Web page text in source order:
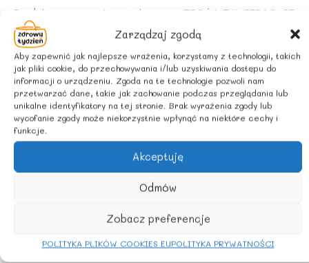
Zarządzaj zgodą
Aby zapewnić jak najlepsze wrażenia, korzystamy z technologii, takich
jak pliki cookie, do przechowywania i/lub uzyskiwania dostępu do
informacji o urządzeniu. Zgoda na te technologie pozwoli nam
przetwarzać dane, takie jak zachowanie podczas przeglądania lub
unikalne identyfikatory na tej stronie. Brak wyrażenia zgody lub
wycofanie zgody może niekorzystnie wpłynąć na niektóre cechy i
funkcje.
Akceptuję
Odmów
Zobacz preferencje
POLITYKA PLIKÓW COOKIES EUPOLITYKA PRYWATNOŚCI
Produkt może zawierać alergeny: ZBOŻA ZAWIERAJĄCE
GLUTEN, JAJA.
ZALECANE WARUNKI PRZECHOWYWANIA
Przechowywać w suchym i chłodnym miejscu.
KRAJ POCHODZENIA SKŁADNIKÓW
Podobne produkty